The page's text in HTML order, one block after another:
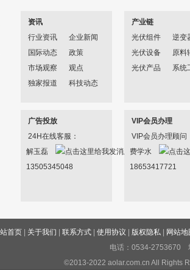
资讯
行业资讯
企业新闻
国际动态
政策
市场观察
观点
独家报道
科技动态
产业链
光伏组件
逆变
光伏设备
原料
光伏产品
系统
广告投放
24H在线客服：
解玉磊
13505345048
VIP会员办理
VIP会员办理顾问
费学水
18653417721
首页 关于我们 |联系方式 |使用协议 版权隐私
网站地
电话：0534-2753670
©2013-2022 aolar.com.cn All Rights